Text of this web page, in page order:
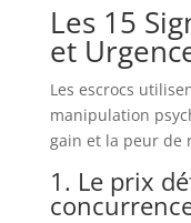
Les 15
et
Les escrocs
manipulation
gain et la peur de
1. Le prix